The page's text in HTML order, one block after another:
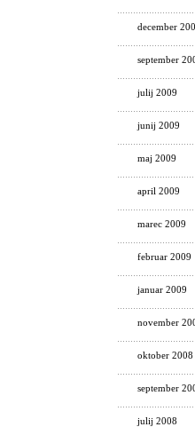
december
september
julij 2009
junij 2009
maj 2009
april 2009
marec 2009
februar 2009
januar 2009
november
oktober 2008
september
julij 2008